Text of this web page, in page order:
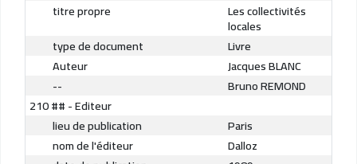
titre propre
Les collectivités
locales
type de document
Livre
Auteur
Jacques BLANC
--
Bruno REMOND
210 ## - Editeur
lieu de publication
Paris
nom de l'éditeur
Dalloz